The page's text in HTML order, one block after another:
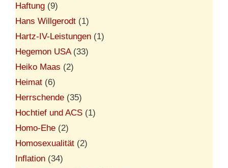
Haftung (9)
Hans Willgerodt (1)
Hartz-IV-Leistungen (1)
Hegemon USA(33)
Heiko Maas (2)
Heimat (6)
Herrschende (35)
Hochtief und ACS (1)
Homo-Ehe (2)
Homosexualität (2)
Inflation (34)